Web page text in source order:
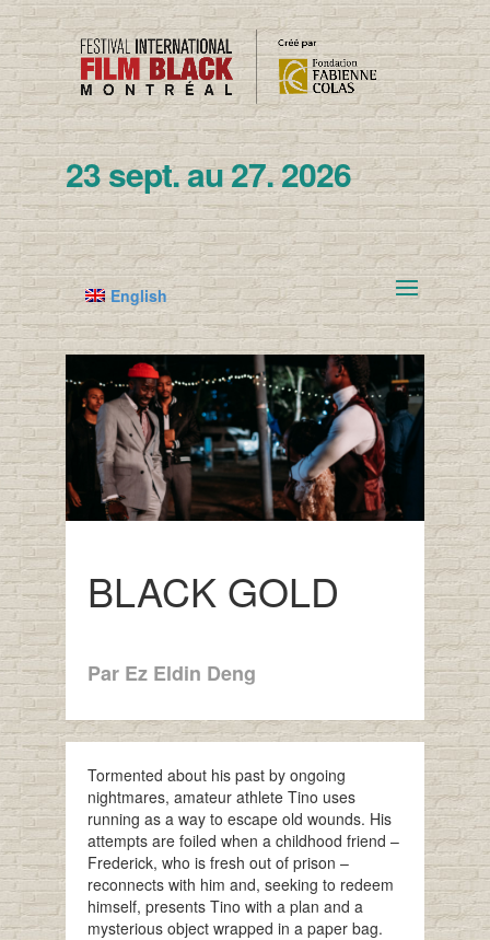
23 sept. au 27. 2026
English
BLACK GOLD
Par Ez Eldin Deng
Tormented about his past by ongoing
nightmares, amateur athlete Tino uses
running as a way to escape old wounds. His
attempts are foiled when a childhood friend –
Frederick, who is fresh out of prison –
reconnects with him and, seeking to redeem
himself, presents Tino with a plan and a
mysterious object wrapped in a paper bag.